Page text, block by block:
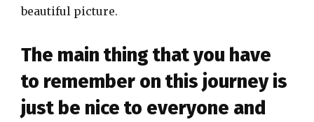
beautiful picture.
The main thing that you have
to remember on this journey is
just be nice to everyone and